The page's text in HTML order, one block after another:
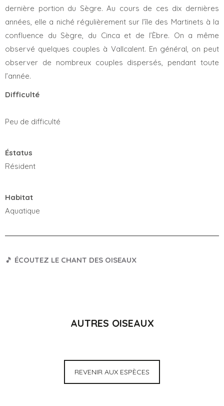
dernière portion du Sègre. Au cours de ces dix dernières
années, elle a niché régulièrement sur l’île des Martinets à la
confluence du Sègre, du Cinca et de l’Èbre. On a même
observé quelques couples à Vallcalent. En général, on peut
observer de nombreux couples dispersés, pendant toute
l’année.
Difficulté
Peu de difficulté
Éstatus
Résident
Habitat
Aquatique
🎵 ÉCOUTEZ LE CHANT DES OISEAUX
AUTRES OISEAUX
REVENIR AUX ESPÈCES